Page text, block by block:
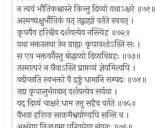
न त्वयं भौतिकश्चास्ते किन्तु दिव्यो यथाऽक्षरे ॥७१॥
अस्मच्चक्षुर्भौतिकं यत् तद्ग्राह्यो वर्तते स्ववत् ।
कृपयैव हरिश्चैव दर्शयत्येव नस्त्विह ॥७२॥
यथा भक्तस्तथा तेन ग्राह्यः कृपावशोऽस्ति सः ।
स एव भक्तवर्गैस्तु बोद्धव्यो दिव्यविग्रहः ॥७३॥
तस्मात्परं न चैवाऽस्ति प्राप्तव्यं ज्ञेयमित्यपि ।
यदीच्छति स्वभक्तो वै द्रष्टुं धामानि सम्पदः ॥७४॥
तदा कृपालुर्भगवान् दर्शयत्येव सर्वथा ।
यद् दिव्यं चाक्षरं धाम तत्तु सहैव वर्तते ॥७५॥
वैभवा हरिणा साकमैश्वर्याण्यपि सन्ति च ।